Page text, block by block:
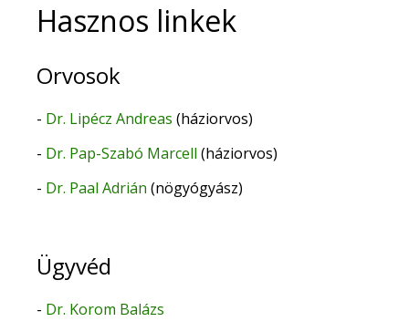
Hasznos linkek
Orvosok
- Dr. Lipécz Andreas (háziorvos)
- Dr. Pap-Szabó Marcell (háziorvos)
- Dr. Paal Adrián (nögyógyász)
Ügyvéd
- Dr. Korom Balázs